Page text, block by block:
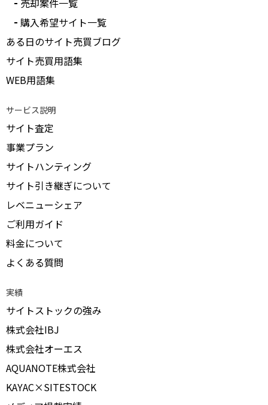
売却案件一覧
購入希望サイト一覧
ある日のサイト売買ブログ
サイト売買用語集
WEB用語集
サービス説明
サイト査定
事業プラン
サイトハンティング
サイト引き継ぎについて
レベニューシェア
ご利用ガイド
料金について
よくある質問
実績
サイトストックの強み
株式会社IBJ
株式会社オーエス
AQUANOTE株式会社
KAYAC×SITESTOCK